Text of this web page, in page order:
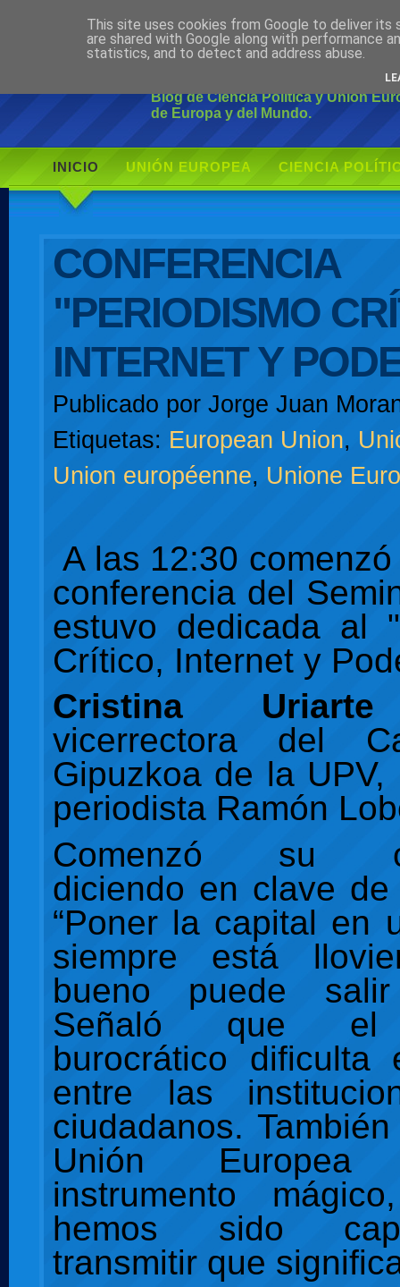
Ciudadano
Blog de Ciencia Política y Unión
de Europa y del Mundo.
INICIO UNIÓN EUROPEA CIENCIA
CONFERENCIA
"PERIODISMO
INTERNET Y
Publicado por Jorge Juan
Etiquetas: European Union,
Union européenne, Unione
A las 12:30
conferencia del
estuvo dedicada al
Crítico, Internet y
Cristina
vicerrectora del
Gipuzkoa de la UPV,
periodista Ramón
Comenzó su
diciendo en clave
“Poner la capital en
siempre está
bueno puede
Señaló que el
burocrático dificulta
entre las
ciudadanos.
Unión
instrumento
hemos sido
transmitir que
This site uses cookies from Google to deliver its
are shared with Google along with performance
statistics, and to detect and address abuse.